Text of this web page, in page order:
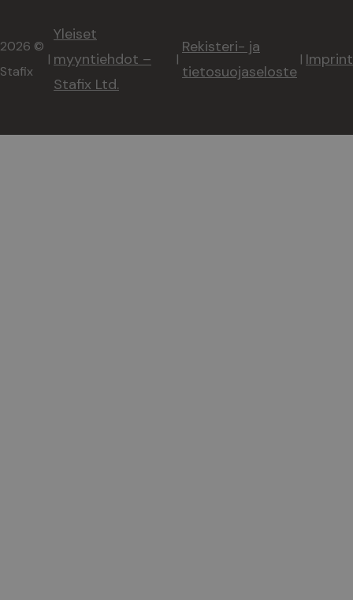
2026 ©
Stafix
|
Yleiset
myyntiehdot –
Stafix Ltd.
|
Rekisteri- ja
tietosuojaseloste
| Imprint